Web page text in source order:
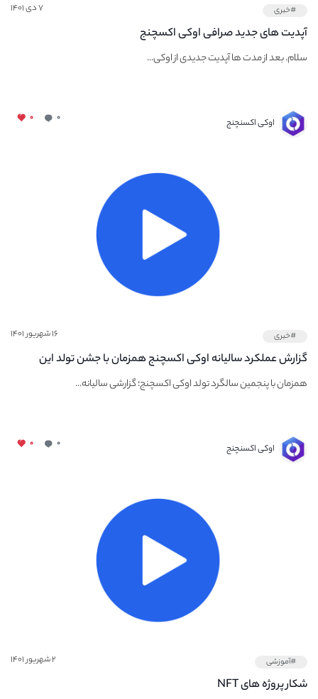
#خبری ۷ دی ۱۴۰۱
آپدیت های جدید صرافی اوکی اکسچنج
سلام. بعد از مدت ها آپدیت جدیدی از اوکی...
اوکی اکسنچنج ۰ ۰
#خبری ۱۶ شهریور ۱۴۰۱
گزارش عملکرد سالیانه اوکی اکسچنج همزمان با جشن تولد این
صرافی
همزمان با پنجمین سالگرد تولد اوکی اکسچنج؛ گزارشی سالیانه...
اوکی اکسنچنج ۰ ۰
#آموزشی ۲ شهریور ۱۴۰۱
شکار پروژه های NFT